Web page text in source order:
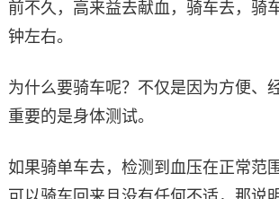
前不久，高来益去献血，骑车去，骑
钟左右。
为什么要骑车呢？不仅是因为方便、
重要的是身体测试。
如果骑单车去，检测到血压在正常范